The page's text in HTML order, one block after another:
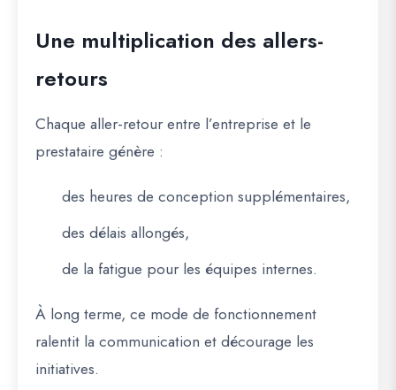
Une multiplication des allers-
retours
Chaque aller-retour entre l’entreprise et le
prestataire génère :
des heures de conception supplémentaires,
des délais allongés,
de la fatigue pour les équipes internes.
À long terme, ce mode de fonctionnement
ralentit la communication et décourage les
initiatives.